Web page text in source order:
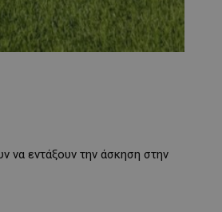
να εντάξουν την άσκηση στην